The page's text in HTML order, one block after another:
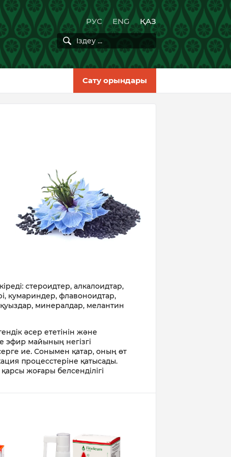
РУС ENG ҚАЗ
Сату орындары
стероидтер, алкалоидтар,
кумариндер, флавоноидтар,
минералдар, мелантин
әсер ететінін және
эфир майының негізгі
ие. Сонымен қатар, оның өт
процесстеріне қатысады.
жоғары белсенділігі